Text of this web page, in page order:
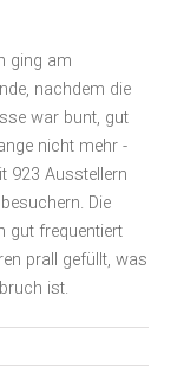
ging am
nachdem die
war bunt, gut
nicht mehr -
923 Ausstellern
Die
gut frequentiert
prall gefüllt, was
ist.